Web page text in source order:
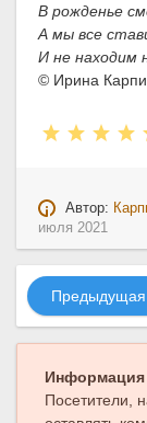
В рожденье
А мы все
И не находим
© Ирина
Автор:
июля 2021
Предыдущая
Информация
Посетители,